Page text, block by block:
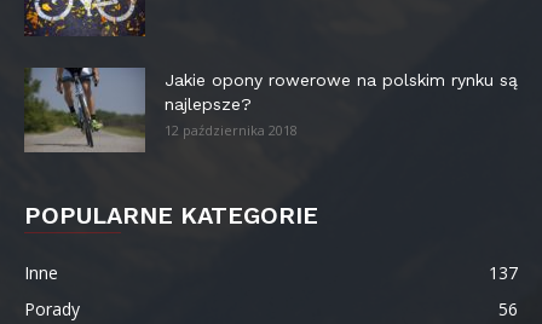
Jakie opony rowerowe na polskim rynku są
najlepsze?
12 października 2018
POPULARNE KATEGORIE
Inne
137
Porady
56